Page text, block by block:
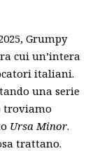
Grumpy
cui un’intera
italiani.
una serie
troviamo
Ursa Minor.
trattano.